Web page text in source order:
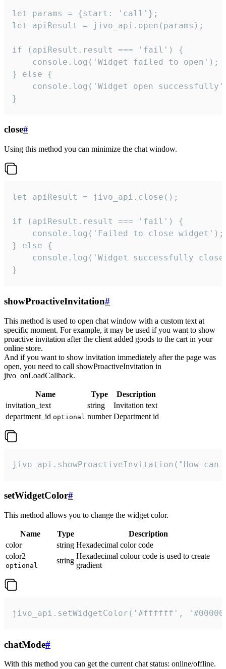
let params = {start: 'call'};
let apiResult = jivo_api.open(params);
if (apiResult.result === 'fail') {
    console.log('Widget failed to open');
} else {
console.log('Widget open
}
close#
Using this method you can minimize the chat window.
let apiResult = jivo_api.close();
if (apiResult.result === 'fail') {
    console.log('Failed to close widget');
} else {
console.log('Widget successfully
}
showProactiveInvitation#
This method is used to open chat window with a custom text at
specific moment. For example, it may be used if you want to show
proactive invitation after the client added goods to the cart in your
online store.
And if you want to show invitation immediately after the page was
open, you need to call showProactiveInvitation in
jivo_onLoadCallback.
Name Type
Description
invitation_text
string
Invitation text
department_id optional number Department id
jivo_api.showProactiveInvitation("How
setWidgetColor#
This method allows you to change the widget color.
Name Type
Description
color
string Hexadecimal color code
color2
optional
string
Hexadecimal colour code is used to create
gradient
jivo_api.setWidgetColor('#ffffff',
chatMode#
With this method you can get the current chat status: online/offline.